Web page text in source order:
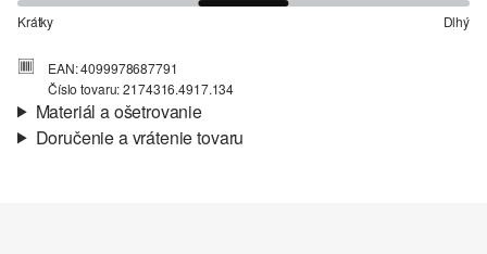
Krátky Dlhý
EAN: 4099978687791
Číslo tovaru: 2174316.4917.134
Materiál a ošetrovanie
Doručenie a vrátenie tovaru